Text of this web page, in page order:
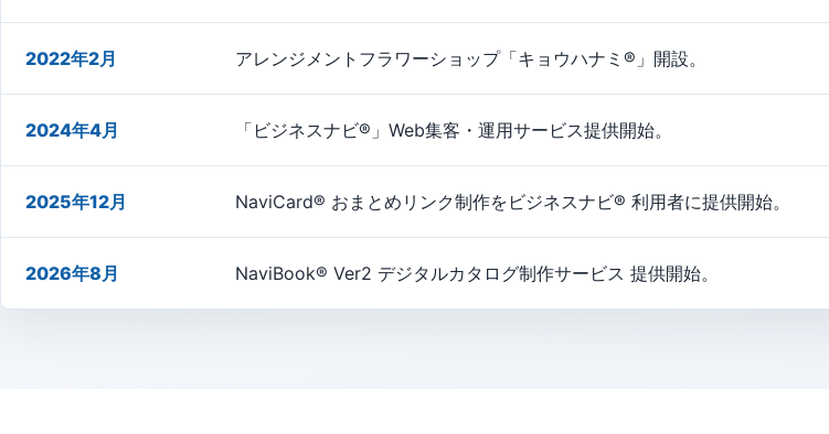
2022年2月 アレンジメントフラワーショップ「キョウハナミ®」開設。
2024年4月 「ビジネスナビ®」Web集客・運用サービス提供開始。
2025年12月 NaviCard® おまとめリンク制作をビジネスナビ® 利用者に提供開始。
2026年8月 NaviBook® Ver2 デジタルカタログ制作サービス 提供開始。